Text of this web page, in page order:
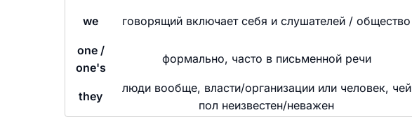
we говорящий включает себя и слушателей / общество
one /
one's
формально, часто в письменной речи
they
люди вообще, власти/организации или человек, чей
пол неизвестен/неважен